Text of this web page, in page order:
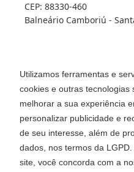
Utilizamos ferramentas e
cookies e outras tecnologias
melhorar a sua experiência
personalizar publicidade e
de seu interesse, além de
dados, nos termos da
site, você concorda com a
CEP: 88330-460
Balneário Camboriú -
Balneário Camboriú -
CEP: 88330-407
Telefone: (47) 3514-8008
(47) 3344-5942 / 3360-0018